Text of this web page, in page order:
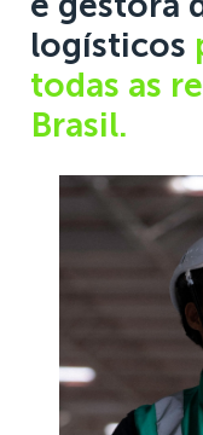
logísticos
todas as
Brasil.